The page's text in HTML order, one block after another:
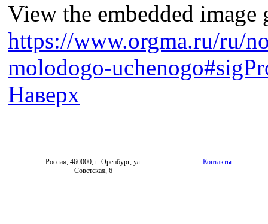
View the embedded
https://www.orgma.ru/ru/
molodogo-
Наверх
Россия, 460000, г. Оренбург, ул.
Советская, 6
Контакты